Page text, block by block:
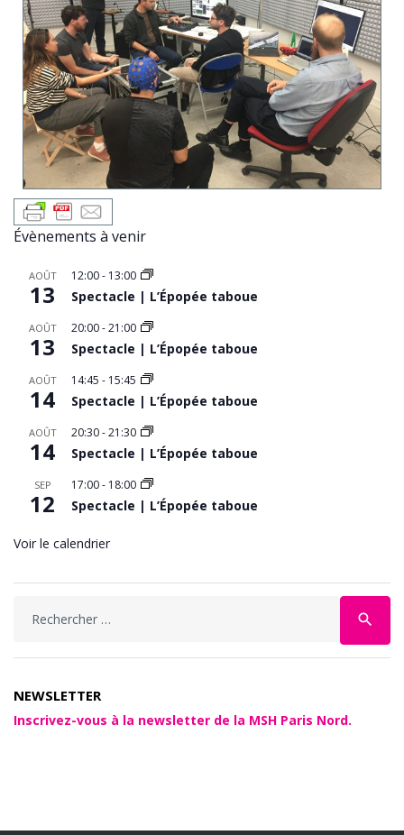
Évènements à venir
AOÛT
13
12:00- 13:00
Spectacle | L’Épopée taboue
AOÛT
13
20:00-21:00
Spectacle | L’Épopée taboue
AOÛT
14
14:45 - 15:45
Spectacle | L’Épopée taboue
AOÛT
14
20:30-21:30
Spectacle | L’Épopée taboue
SEP
12
17:00- 18:00
Spectacle | L’Épopée taboue
Voir le calendrier
search
NEWSLETTER
Inscrivez-vous à la newsletter de la MSH Paris Nord.